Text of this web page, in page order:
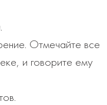
Отмечайте все
и говорите ему